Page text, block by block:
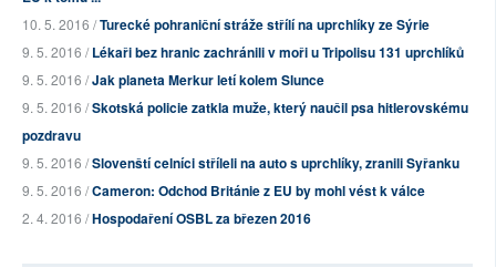
10. 5. 2016 /Turecké pohraniční stráže střílí na uprchlíky ze Sýrie
9. 5. 2016 /Lékaři bez hranic zachránili v moři u Tripolisu 131 uprchlíků
9. 5. 2016 /Jak planeta Merkur letí kolem Slunce
9. 5. 2016 /Skotská policie zatkla muže, který naučil psa hitlerovskému
pozdravu
9. 5. 2016 /Slovenští celníci stříleli na auto s uprchlíky, zranili Syřanku
9. 5. 2016 /Cameron: Odchod Británie z EU by mohl vést k válce
2. 4. 2016 /Hospodaření OSBL za březen 2016